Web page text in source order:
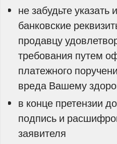
не забудьте указать
банковские
продавцу
требования путем
платежного
вреда Вашему
в конце претензии
подпись и
заявителя